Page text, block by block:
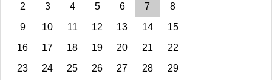
2
3 4 5 6 7
8
9
10 11 12 13 14
15
16
17 18 19 20 21
22
23
24 25 26 27 28 29